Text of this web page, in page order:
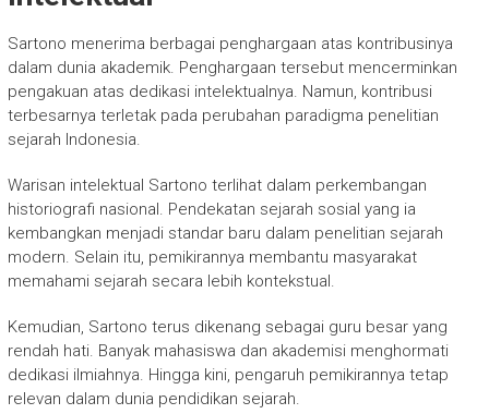
Sartono menerima berbagai penghargaan atas kontribusinya
dalam dunia akademik. Penghargaan tersebut mencerminkan
pengakuan atas dedikasi intelektualnya. Namun, kontribusi
terbesarnya terletak pada perubahan paradigma penelitian
sejarah Indonesia.
Warisan intelektual Sartono terlihat dalam perkembangan
historiografi nasional. Pendekatan sejarah sosial yang ia
kembangkan menjadi standar baru dalam penelitian sejarah
modern. Selain itu, pemikirannya membantu masyarakat
memahami sejarah secara lebih kontekstual.
Kemudian, Sartono terus dikenang sebagai guru besar yang
rendah hati. Banyak mahasiswa dan akademisi menghormati
dedikasi ilmiahnya. Hingga kini, pengaruh pemikirannya tetap
relevan dalam dunia pendidikan sejarah.